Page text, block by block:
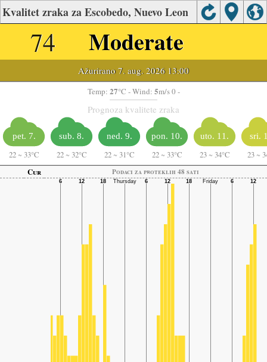
Kvalitet zraka za Escobedo, Nuevo Leon
74 Moderate
Ažurirano 7. aug. 2026 13:00
Temp: 27°C - Wind: 5m/s 0 -
Prognoza kvalitete zraka
pet. 7.
22 ~ 33°C
sub. 8.
22 ~ 32°C
ned. 9.
22 ~ 31°C
pon. 10.
22 ~ 33°C
uto. 11.
23 ~ 34°C
sri.
23 ~
Cur
Podaci za proteklih 48 sati